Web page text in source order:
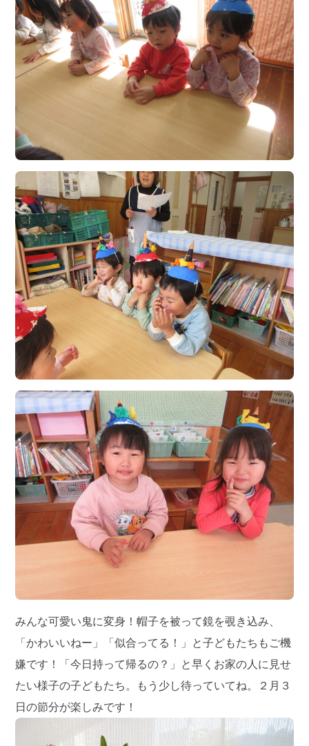
みんな可愛い鬼に変身！帽子を被って鏡を覗き込み、
「かわいいねー」「似合ってる！」と子どもたちもご機
嫌です！「今日持って帰るの？」と早くお家の人に見せ
たい様子の子どもたち。もう少し待っていてね。２月３
日の節分が楽しみです！